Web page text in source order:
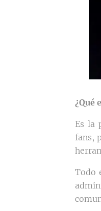
¿Qué
Es la
fans,
Todo